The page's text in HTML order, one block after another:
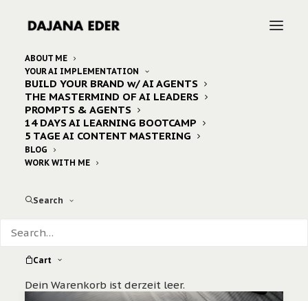
ABOUT ME
YOUR AI IMPLEMENTATION
BUILD YOUR BRAND w/ AI AGENTS
THE MASTERMIND OF AI LEADERS
PROMPTS & AGENTS
14 DAYS AI LEARNING BOOTCAMP
5 TAGE AI CONTENT MASTERING
BLOG
WORK WITH ME
Search
Cart
Dein Warenkorb ist derzeit leer.
Home Posts Tagged "gesponserte Beiträge"